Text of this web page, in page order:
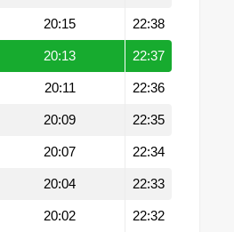
20:15 22:38
20:13 22:37
20:11 22:36
20:09 22:35
20:07 22:34
20:04 22:33
20:02 22:32